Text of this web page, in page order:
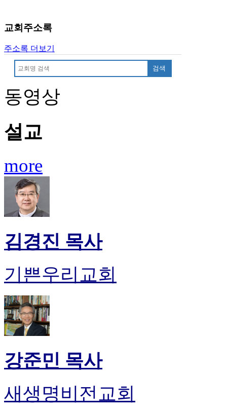
코
아
신
규
제
휴
사
트
무
어
시
알
스
후
가
평
발
기
진
약
아
탑-
교회주소록
주소록 더보기
검색
동영상
설교
more
김경진 목사
기쁜우리교회
강준민 목사
새생명비전교회